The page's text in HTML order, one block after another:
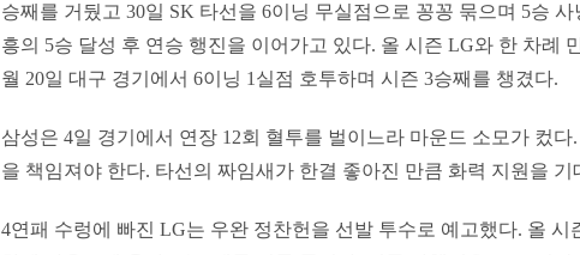
승째를 거뒀고 30일 SK 타선을 6이닝 무실점으로 꽁꽁 묶으며 5승
흥의 5승 달성 후 연승 행진을 이어가고 있다. 올 시즌 LG와 한 차례
월 20일 대구 경기에서 6이닝 1실점 호투하며 시즌 3승째를 챙겼다.
삼성은 4일 경기에서 연장 12회 혈투를 벌이느라 마운드 소모가 컸
을 책임져야 한다. 타선의 짜임새가 한결 좋아진 만큼 화력 지원을 기
4연패 수렁에 빠진 LG는 우완 정찬헌을 선발 투수로 예고했다. 올 시